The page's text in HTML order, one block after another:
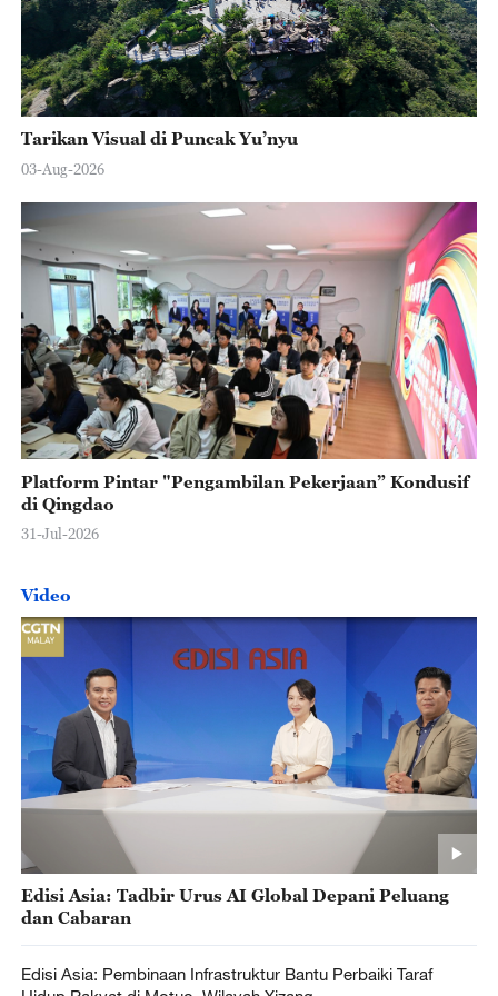
Tarikan Visual di Puncak Yu’nyu
03-Aug-2026
Platform Pintar "Pengambilan Pekerjaan” Kondusif
di Qingdao
31-Jul-2026
Video
Edisi Asia: Tadbir Urus AI Global Depani Peluang
dan Cabaran
Edisi Asia: Pembinaan Infrastruktur Bantu Perbaiki Taraf